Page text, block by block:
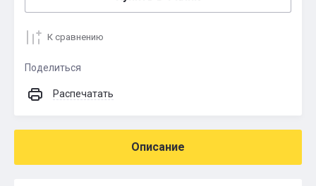
К сравнению
Поделиться
Распечатать
Описание